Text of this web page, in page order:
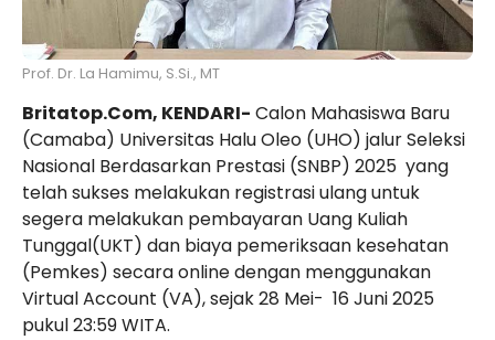
Prof. Dr. La Hamimu, S.Si., MT
Britatop.Com, KENDARI- Calon Mahasiswa Baru
(Camaba) Universitas Halu Oleo (UHO) jalur Seleksi
Nasional Berdasarkan Prestasi (SNBP) 2025 yang
telah sukses melakukan registrasi ulang untuk
segera melakukan pembayaran Uang Kuliah
Tunggal(UKT) dan biaya pemeriksaan kesehatan
(Pemkes) secara online dengan menggunakan
Virtual Account (VA), sejak28 Mei- 16 Juni 2025
pukul 23:59 WITA.